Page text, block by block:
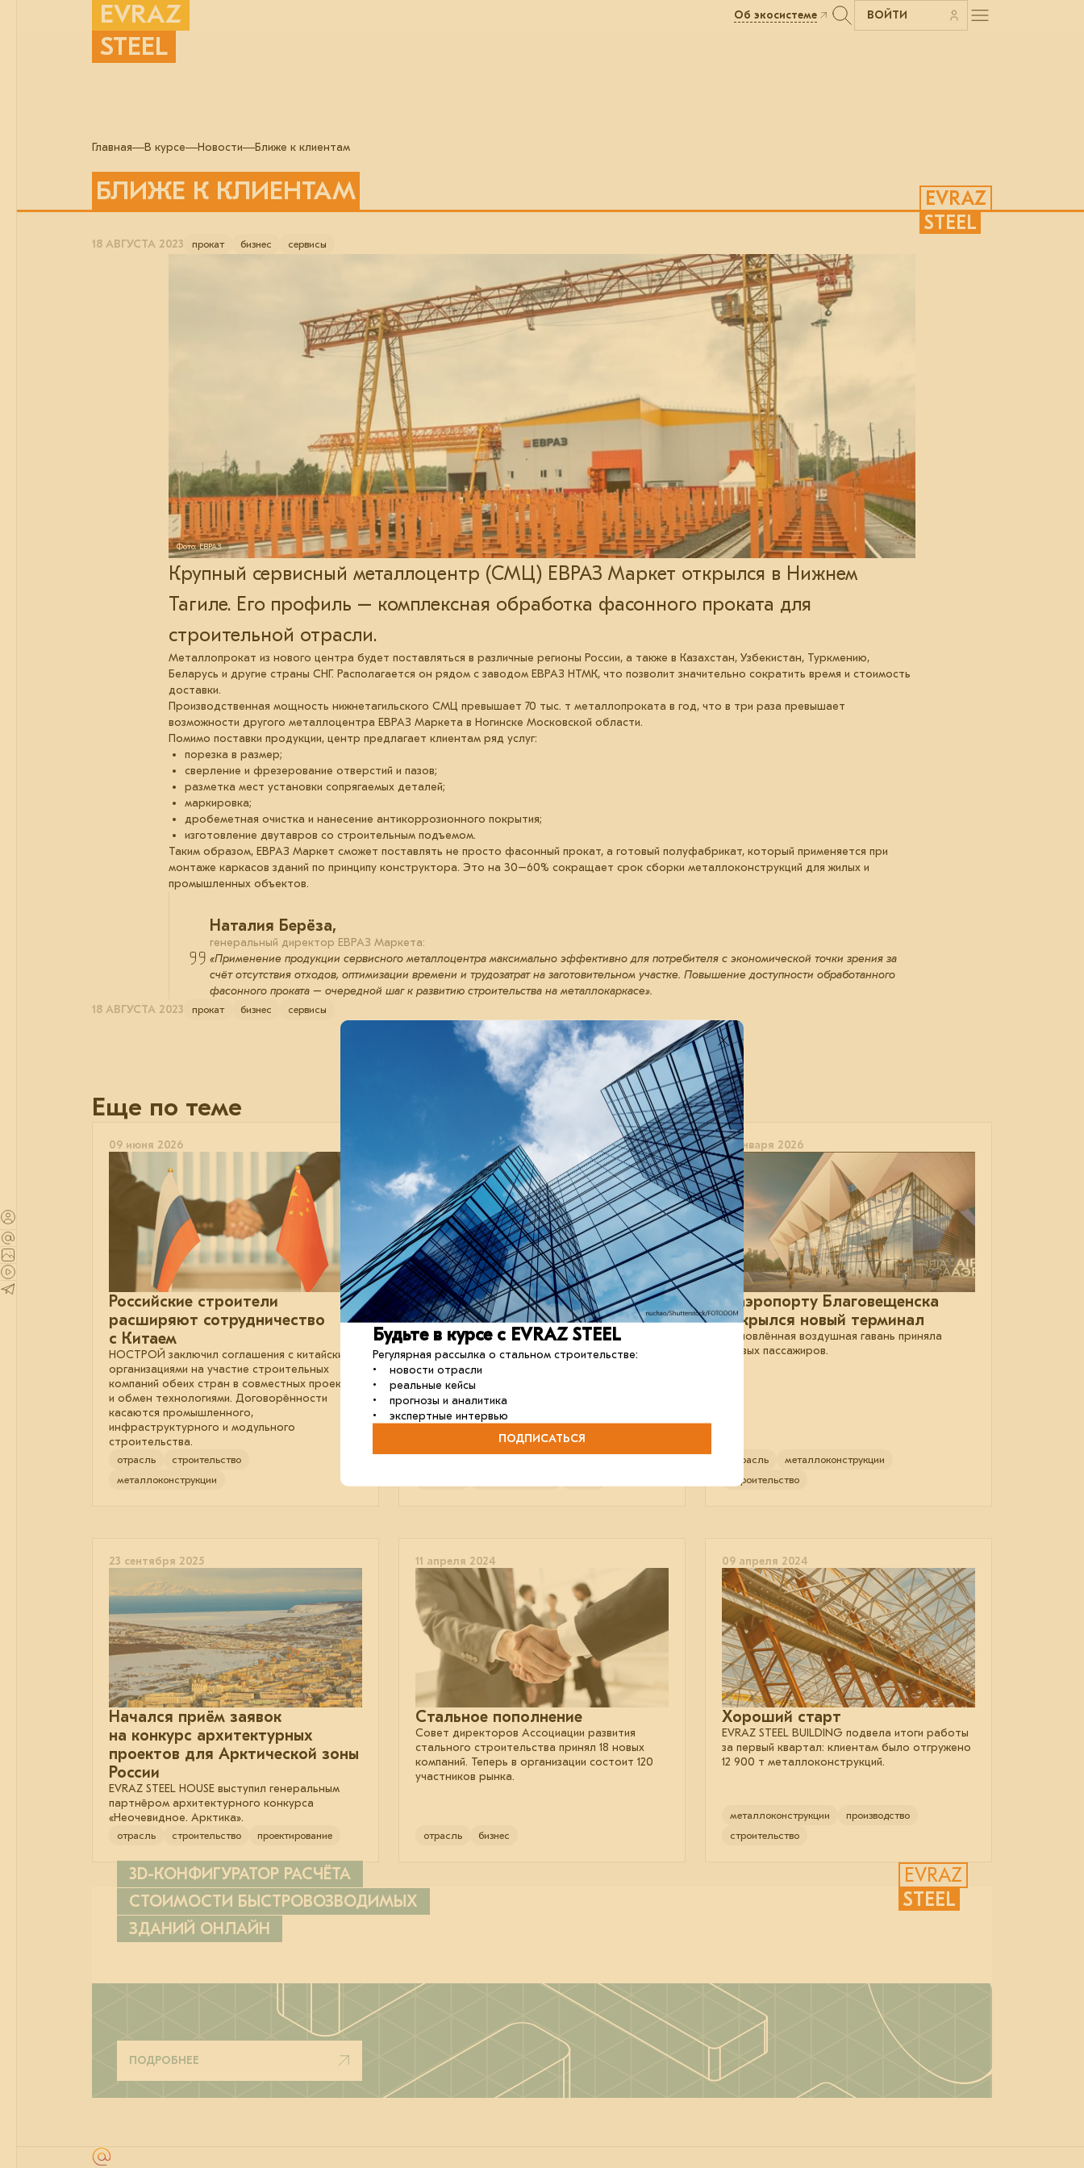
EVRAZ
STEEL
Об экосистеме ВОЙТИ
Главная В курсе Новости Ближе к клиентам
EVRAZ
STEEL
БЛИЖЕ К КЛИЕНТАМ
18 АВГУСТА 2023 прокат бизнес сервисы
Фото: ЕВРАЗ
Крупный сервисный металлоцентр (СМЦ) ЕВРАЗ Маркет открылся в Нижнем
Тагиле. Его профиль – комплексная обработка фасонного проката для
строительной отрасли.
Металлопрокат из нового центра будет поставляться в различные регионы России, а также в Казахстан, Узбекистан, Туркмению,
Беларусь и другие страны СНГ. Располагается он рядом с заводом ЕВРАЗ НТМК, что позволит значительно сократить время и стоимость
доставки.
Производственная мощность нижнетагильского СМЦ превышает 70 тыс. т металлопроката в год, что в три раза превышает
возможности другого металлоцентра ЕВРАЗ Маркета в Ногинске Московской области.
Помимо поставки продукции, центр предлагает клиентам ряд услуг:
порезка в размер;
сверление и фрезерование отверстий и пазов;
разметка мест установки сопрягаемых деталей;
маркировка;
дробеметная очистка и нанесение антикоррозионного покрытия;
изготовление двутавров со строительным подъемом.
Таким образом, ЕВРАЗ Маркет сможет поставлять не просто фасонный прокат, а готовый полуфабрикат, который применяется при
монтаже каркасов зданий по принципу конструктора. Это на 30–60% сокращает срок сборки металлоконструкций для жилых и
промышленных объектов.
Наталия Берёза,
генеральный директор ЕВРАЗ Маркета:
«Применение продукции сервисного металлоцентра максимально эффективно для потребителя с экономической точки зрения за
счёт отсутствия отходов, оптимизации времени и трудозатрат на заготовительном участке. Повышение доступности обработанного
фасонного проката – очередной шаг к развитию строительства на металлокаркасе».
18 АВГУСТА 2023
прокат бизнес сервисы
Еще по теме
09 июня 2026
Российские строители
расширяют сотрудничество
с Китаем
НОСТРОЙ заключил соглашения с китайскими
организациями на участие строительных
компаний обеих стран в совместных проектах
и обмен технологиями. Договорённости
касаются промышленного,
инфраструктурного и модульного
строительства.
отрасль
строительство
металлоконструкции
Фундаменты посчитают быстрее
В НовГУ разработали упрощённый метод
расчёта осадки свайных фундаментов без
использования специального программного
обеспечения.
14 января 2026
В аэропорту Благовещенска
открылся новый терминал
Обновлённая воздушная гавань приняла
первых пассажиров.
отрасль
металлоконструкции
строительство
23 сентября 2025
Начался приём заявок
на конкурс архитектурных
проектов для Арктической зоны
России
EVRAZ STEEL HOUSE выступил генеральным
партнёром архитектурного конкурса
«Неочевидное. Арктика».
отрасль строительство проектирование
11 апреля 2024
Стальное пополнение
Совет директоров Ассоциации развития
стального строительства принял 18 новых
компаний. Теперь в организации состоит 120
участников рынка.
отрасль бизнес
09 апреля 2024
Хороший старт
EVRAZ STEEL BUILDING подвела итоги работы
за первый квартал: клиентам было отгружено
12 900 т металлоконструкций.
металлоконструкции
производство
строительство
3D-КОНФИГУРАТОР РАСЧЁТА
СТОИМОСТИ БЫСТРОВОЗВОДИМЫХ
ЗДАНИЙ ОНЛАЙН
EVRAZ
STEEL
ПОДРОБНЕЕ
Будьте в курсе с EVRAZ STEEL
Регулярная рассылка о стальном строительстве:
• новости отрасли
• реальные кейсы
• прогнозы и аналитика
• экспертные интервью
ПОДПИСАТЬСЯ